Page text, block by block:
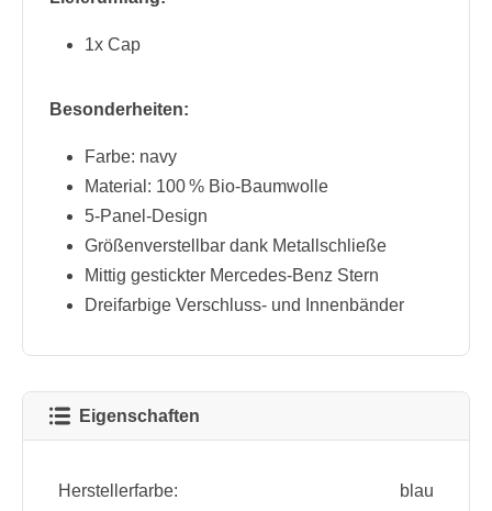
1x Cap
Besonderheiten:
Farbe: navy
Material: 100 % Bio-Baumwolle
5-Panel-Design
Größenverstellbar dank Metallschließe
Mittig gestickter Mercedes-Benz Stern
Dreifarbige Verschluss- und Innenbänder
Eigenschaften
Herstellerfarbe: blau